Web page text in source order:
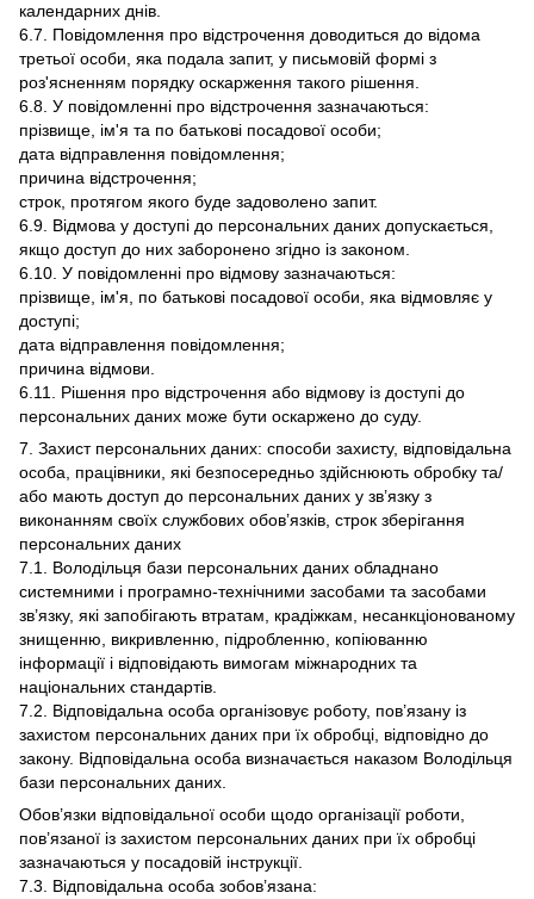
календарних днів.
6.7. Повідомлення про відстрочення доводиться до відома
третьої особи, яка подала запит, у письмовій формі з
роз'ясненням порядку оскарження такого рішення.
6.8. У повідомленні про відстрочення зазначаються:
прізвище, ім'я та по батькові посадової особи;
дата відправлення повідомлення;
причина відстрочення;
строк, протягом якого буде задоволено запит.
6.9. Відмова у доступі до персональних даних допускається,
якщо доступ до них заборонено згідно із законом.
6.10. У повідомленні про відмову зазначаються:
прізвище, ім'я, по батькові посадової особи, яка відмовляє у
доступі;
дата відправлення повідомлення;
причина відмови.
6.11. Рішення про відстрочення або відмову із доступі до
персональних даних може бути оскаржено до суду.
7. Захист персональних даних: способи захисту, відповідальна
особа, працівники, які безпосередньо здійснюють обробку та/
або мають доступ до персональних даних у зв’язку з
виконанням своїх службових обов’язків, строк зберігання
персональних даних
7.1. Володільця бази персональних даних обладнано
системними і програмно-технічними засобами та засобами
зв’язку, які запобігають втратам, крадіжкам, несанкціонованому
знищенню, викривленню, підробленню, копіюванню
інформації і відповідають вимогам міжнародних та
національних стандартів.
7.2. Відповідальна особа організовує роботу, пов’язану із
захистом персональних даних при їх обробці, відповідно до
закону. Відповідальна особа визначається наказом Володільця
бази персональних даних.
Обов’язки відповідальної особи щодо організації роботи,
пов’язаної із захистом персональних даних при їх обробці
зазначаються у посадовій інструкції.
7.3. Відповідальна особа зобов’язана: